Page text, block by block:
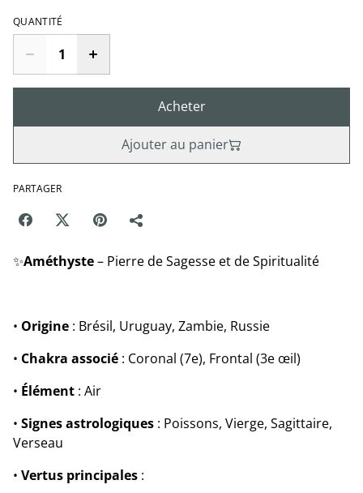
QUANTITÉ
Acheter
Ajouter au panier
PARTAGER
✨Améthyste– Pierre de Sagesse et de Spiritualité
• Origine : Brésil, Uruguay, Zambie, Russie
• Chakra associé : Coronal (7e), Frontal (3e œil)
• Élément : Air
• Signes astrologiques : Poissons, Vierge, Sagittaire,
Verseau
• Vertus principales :